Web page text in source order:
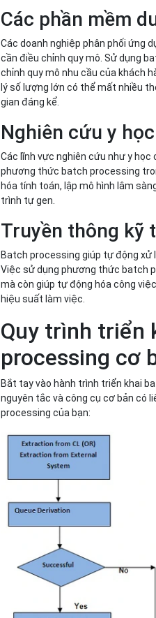
Các phần mềm
Các doanh nghiệp phân phối ứng
cần điều chỉnh quy mô. Sử dụng
chỉnh quy mô nhu cầu của khách
lý số lượng lớn có thể mất nhiều
gian đáng kể.
Nghiên cứu y học
Các lĩnh vực nghiên cứu như y học
phương thức batch processing
hóa tính toán, lập mô hình lâm
trình tự gen.
Truyền thông kỹ
Batch processing giúp tự động xử
Việc sử dụng phương thức batch
mà còn giúp tự động hóa công
hiệu suất làm việc.
Quy trình triển
processing cơ
Bắt tay vào hành trình triển khai
nguyên tắc và công cụ cơ bản có
processing của bạn: